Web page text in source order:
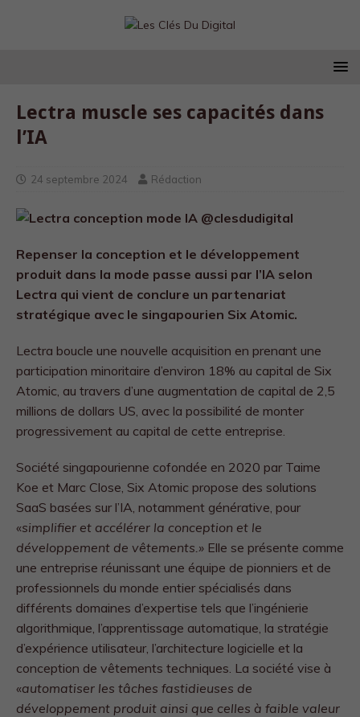
Lectra muscle ses capacités dans
l’IA
24 septembre 2024 Rédaction
Repenser la conception et le développement
produit dans la mode passe aussi par l’IA selon
Lectra qui vient de conclure un partenariat
stratégique avec le singapourien Six Atomic.
Lectra boucle une nouvelle acquisition en prenant une
participation minoritaire d’environ 18% au capital de Six
Atomic, au travers d’une augmentation de capital de 2,5
millions de dollars US, avec la possibilité de monter
progressivement au capital de cette entreprise.
Société singapourienne cofondée en 2020 par Taime
Koe et Marc Close, Six Atomic propose des solutions
SaaS basées sur l’IA, notamment générative, pour
«simplifier et accélérer la conception et le
développement de vêtements.» Elle se présente comme
une entreprise réunissant une équipe de pionniers et de
professionnels du monde entier spécialisés dans
différents domaines d’expertise tels que l’ingénierie
algorithmique, l’apprentissage automatique, la stratégie
d’expérience utilisateur, l’architecture logicielle et la
conception de vêtements techniques. La société vise à
«automatiser les tâches fastidieuses de
développement produit ainsi que celles à faible valeur